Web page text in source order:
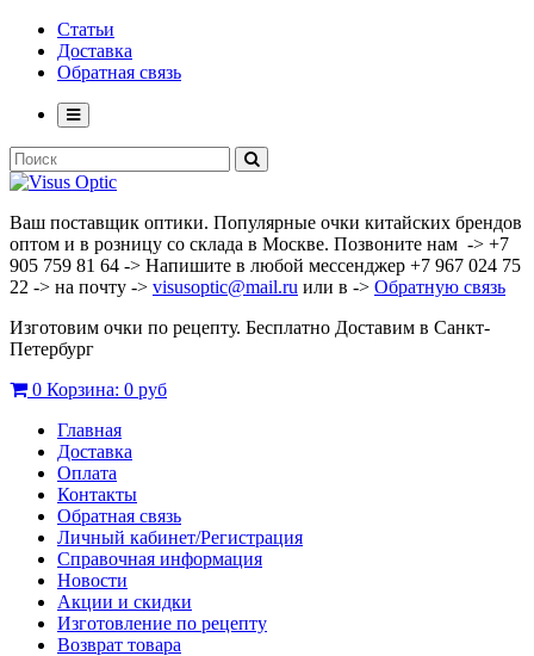
Статьи
Доставка
Обратная связь
Ваш поставщик оптики. Популярные очки китайских брендов
оптом и в розницу со склада в Москве. Позвоните нам -> +7
905 759 81 64 -> Напишите в любой мессенджер +7 967 024 75
22 -> на почту -> visusoptic@mail.ru или в -> Обратную связь
Изготовим очки по рецепту. Бесплатно Доставим в Санкт-
Петербург
0 Корзина: 0 руб
Главная
Доставка
Оплата
Контакты
Обратная связь
Личный кабинет/Регистрация
Справочная информация
Новости
Акции и скидки
Изготовление по рецепту
Возврат товара